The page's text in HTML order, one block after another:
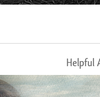
Helpful